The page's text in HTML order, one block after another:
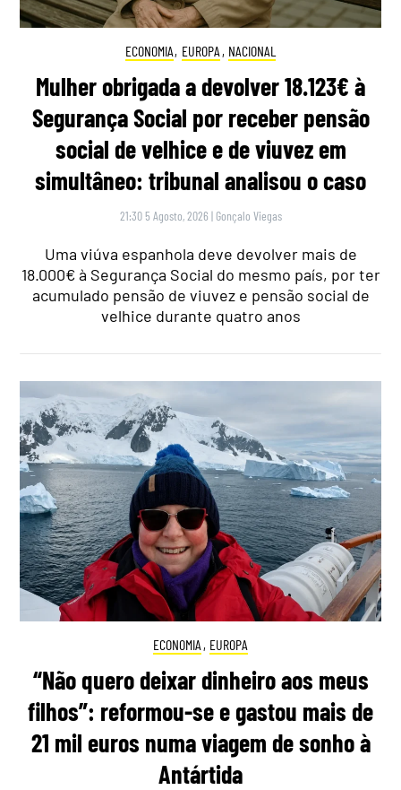
ECONOMIA, EUROPA , NACIONAL
Mulher obrigada a devolver 18.123€ à
Segurança Social por receber pensão
social de velhice e de viuvez em
simultâneo: tribunal analisou o caso
21:30 5 Agosto, 2026 | Gonçalo Viegas
Uma viúva espanhola deve devolver mais de
18.000€ à Segurança Social do mesmo país, por ter
acumulado pensão de viuvez e pensão social de
velhice durante quatro anos
ECONOMIA , EUROPA
“Não quero deixar dinheiro aos meus
filhos”: reformou-se e gastou mais de
21 mil euros numa viagem de sonho à
Antártida